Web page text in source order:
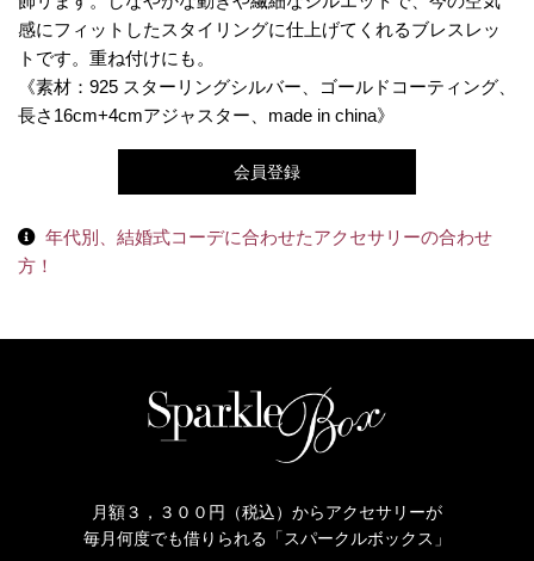
感にフィットしたスタイリングに仕上げてくれるブレスレッ
トです。重ね付けにも。
《素材：925 スターリングシルバー、ゴールドコーティング、
長さ16cm+4cmアジャスター、made in china》
会員登録
年代別、結婚式コーデに合わせたアクセサリーの合わせ
方！
月額３，３００円（税込）からアクセサリーが
毎月何度でも借りられる「スパークルボックス」